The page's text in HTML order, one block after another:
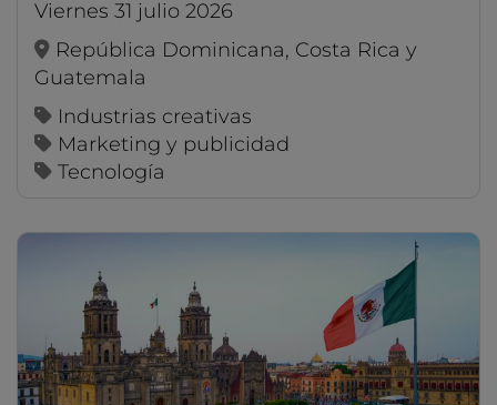
viernes 31 julio 2026
República Dominicana, Costa Rica y
Guatemala
Industrias creativas
Marketing y publicidad
Tecnología